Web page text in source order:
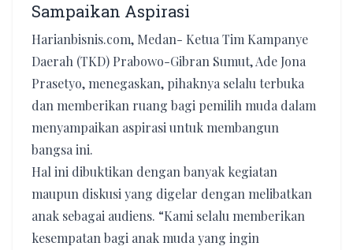
Sampaikan Aspirasi
Harianbisnis.com, Medan- Ketua Tim Kampanye
Daerah (TKD) Prabowo-Gibran Sumut, Ade Jona
Prasetyo, menegaskan, pihaknya selalu terbuka
dan memberikan ruang bagi pemilih muda dalam
menyampaikan aspirasi untuk membangun
bangsa ini.
Hal ini dibuktikan dengan banyak kegiatan
maupun diskusi yang digelar dengan melibatkan
anak sebagai audiens. “Kami selalu memberikan
kesempatan bagi anak muda yang ingin